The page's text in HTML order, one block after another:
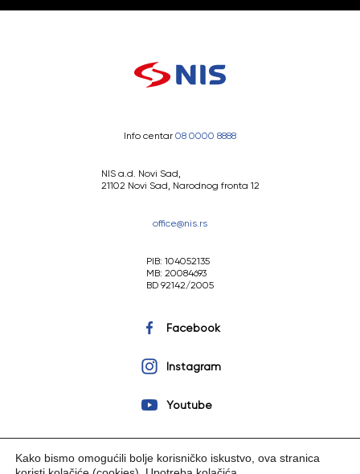
Info centar 08 0000 8888
NIS a.d. Novi Sad,
21102 Novi Sad, Narodnog fronta 12
office@nis.rs
PIB: 104052135
MB: 20084693
BD 92142/2005
Facebook
Instagram
Youtube
Kako bismo omogućili bolje korisničko iskustvo, ova stranica